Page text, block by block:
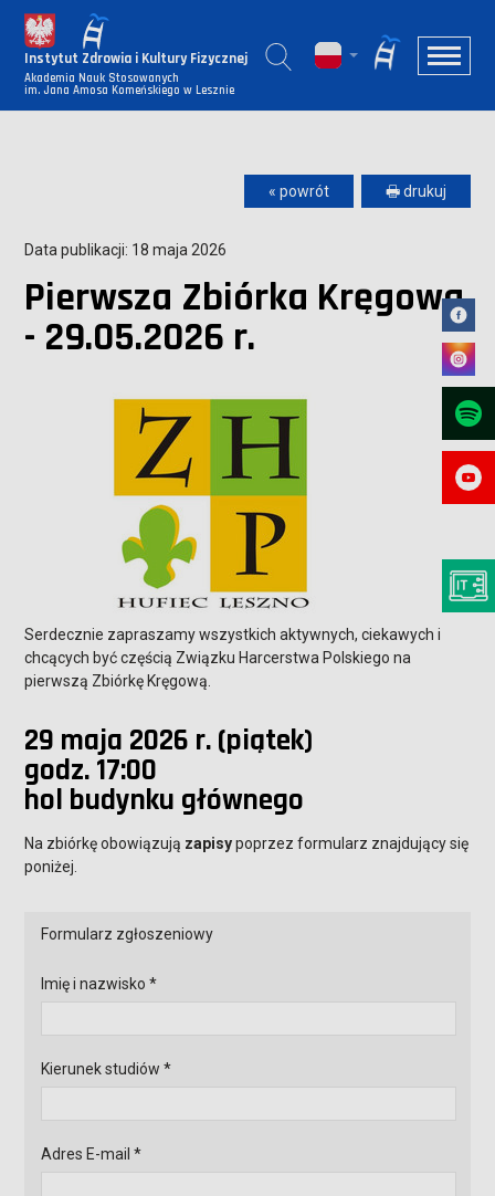
Instytut Zdrowia i Kultury Fizycznej
Akademia Nauk Stosowanych
im. Jana Amosa Komeńskiego w Lesznie
« powrót 🖶 drukuj
Data publikacji: 18 maja 2026
Pierwsza Zbiórka Kręgowa
- 29.05.2026 r.
Serdecznie zapraszamy wszystkich aktywnych, ciekawych i
chcących być częścią Związku Harcerstwa Polskiego na
pierwszą Zbiórkę Kręgową.
29 maja 2026 r. (piątek)
godz. 17:00
hol budynku głównego
Na zbiórkę obowiązują zapisypoprzez formularz znajdujący się
poniżej.
Formularz zgłoszeniowy
Imię i nazwisko *
Kierunek studiów *
Adres E-mail *